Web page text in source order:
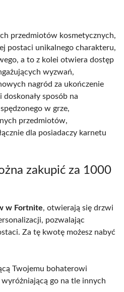
przedmiotów kosmetycznych,
postaci unikalnego charakteru,
a to z kolei otwiera dostęp
wyzwań,
nagród za ukończenie
sposób na
w grze,
przedmiotów,
dla posiadaczy karnetu
zakupić za 1000
w Fortnite, otwierają się drzwi
pozwalając
Za tę kwotę możesz nabyć
Twojemu bohaterowi
go na tle innych